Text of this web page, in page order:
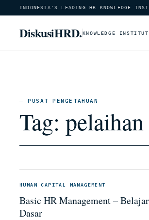
INDONESIA'S LEADING HR KNOWLEDGE
DiskusiHRD.KNOWLEDGE
— PUSAT PENGETAHUAN
Tag:
HUMAN CAPITAL MANAGEMENT
Basic HR Management –
Dasar